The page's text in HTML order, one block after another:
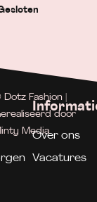
Over ons
Vacatures
Fashion |
door
Media